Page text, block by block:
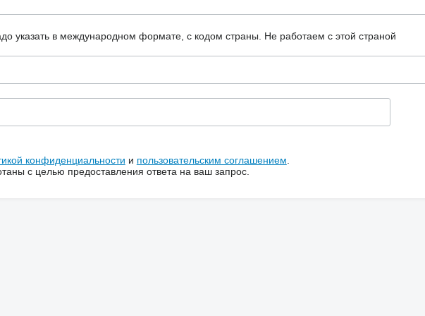
указать в международном формате, с кодом страны. Не работаем с этой страной
конфиденциальности и пользовательским соглашением
с целью предоставления ответа на ваш запрос.